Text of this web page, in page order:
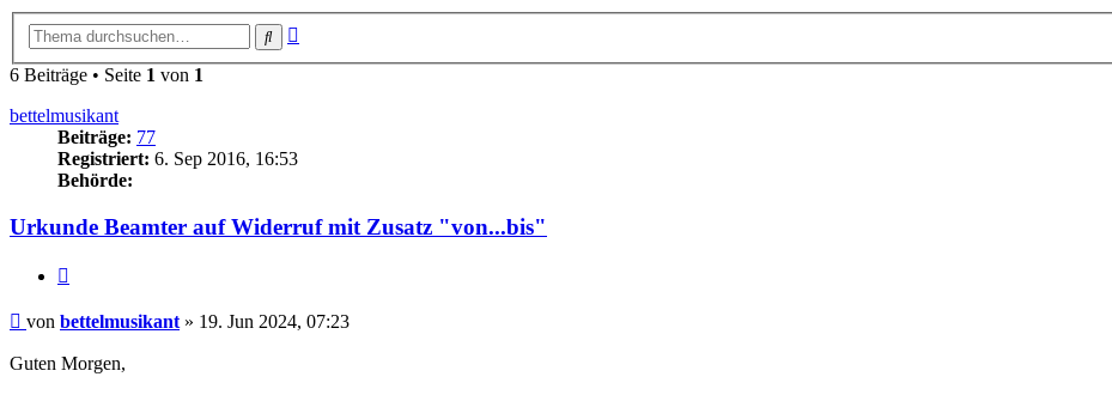
Suche
6 Beiträge • Seite 1 von 1
bettelmusikant
Beiträge: 77
Registriert: 6. Sep 2016, 16:53
Behörde:
Urkunde Beamter auf Widerruf mit Zusatz "von...bis"
Beitrag
von bettelmusikant » 19. Jun 2024, 07:23
Guten Morgen,